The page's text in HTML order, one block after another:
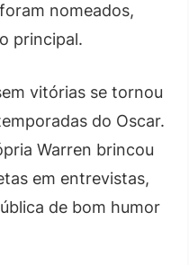
nomeados,
principal.
vitórias se tornou
do Oscar.
Warren brincou
em entrevistas,
de bom humor